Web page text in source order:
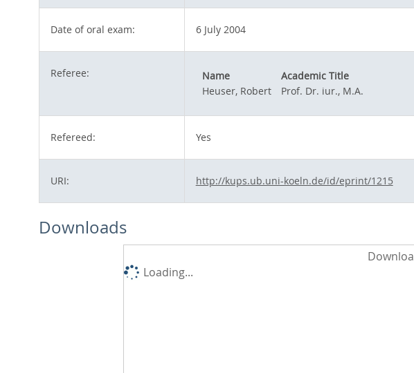
Date of oral exam: 6 July 2004
Referee: Name
Academic Title
Heuser, Robert
Prof. Dr. iur., M.A.
Refereed: Yes
URI: http://kups.ub.uni-koeln.de/id/eprint/1215
Downloads
Loading...